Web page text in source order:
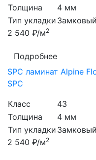
Толщина
4 мм
Тип укладки Замковый
2 540 ₽/м2
Подробнее
SPC ламинат Alpine
SPC
Класс
43
Толщина
4 мм
Тип укладки Замковый
2 540 ₽/м2